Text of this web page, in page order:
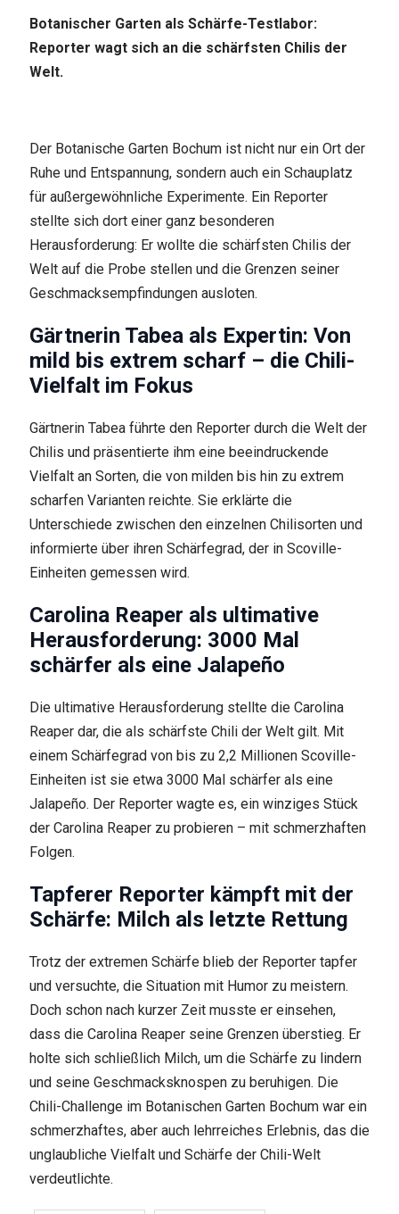
Botanischer Garten als Schärfe-Testlabor:
Reporter wagt sich an die schärfsten Chilis der
Welt.
Der Botanische Garten Bochum ist nicht nur ein Ort der
Ruhe und Entspannung, sondern auch ein Schauplatz
für außergewöhnliche Experimente. Ein Reporter
stellte sich dort einer ganz besonderen
Herausforderung: Er wollte die schärfsten Chilis der
Welt auf die Probe stellen und die Grenzen seiner
Geschmacksempfindungen ausloten.
Gärtnerin Tabea als Expertin: Von
mild bis extrem scharf – die Chili-
Vielfalt im Fokus
Gärtnerin Tabea führte den Reporter durch die Welt der
Chilis und präsentierte ihm eine beeindruckende
Vielfalt an Sorten, die von milden bis hin zu extrem
scharfen Varianten reichte. Sie erklärte die
Unterschiede zwischen den einzelnen Chilisorten und
informierte über ihren Schärfegrad, der in Scoville-
Einheiten gemessen wird.
Carolina Reaper als ultimative
Herausforderung: 3000 Mal
schärfer als eine Jalapeño
Die ultimative Herausforderung stellte die Carolina
Reaper dar, die als schärfste Chili der Welt gilt. Mit
einem Schärfegrad von bis zu 2,2 Millionen Scoville-
Einheiten ist sie etwa 3000 Mal schärfer als eine
Jalapeño. Der Reporter wagte es, ein winziges Stück
der Carolina Reaper zu probieren – mit schmerzhaften
Folgen.
Tapferer Reporter kämpft mit der
Schärfe: Milch als letzte Rettung
Trotz der extremen Schärfe blieb der Reporter tapfer
und versuchte, die Situation mit Humor zu meistern.
Doch schon nach kurzer Zeit musste er einsehen,
dass die Carolina Reaper seine Grenzen überstieg. Er
holte sich schließlich Milch, um die Schärfe zu lindern
und seine Geschmacksknospen zu beruhigen. Die
Chili-Challenge im Botanischen Garten Bochum war ein
schmerzhaftes, aber auch lehrreiches Erlebnis, das die
unglaubliche Vielfalt und Schärfe der Chili-Welt
verdeutlichte.